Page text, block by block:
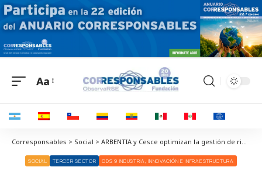
Aa
Corresponsables > Social > ARBENTIA y Cesce optimizan la gestión de riesgos en operaciones nacionales e internacionales para empresas de múltiples sectores
SOCIAL TERCER SECTOR ODS 9 INDUSTRIA, INNOVACIÓN E INFRAESTRUCTURA